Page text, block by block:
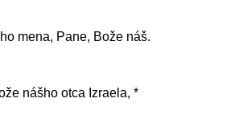
mena, Pane, Bože náš.
nášho otca Izraela, *